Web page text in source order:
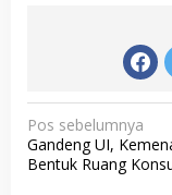
N
a
Pos sebelumnya
Gandeng UI,
Bentuk Ruang